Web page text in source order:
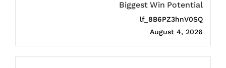
Biggest Win Potential
lf_8B6PZ3hnV0SQ
August 4, 2026